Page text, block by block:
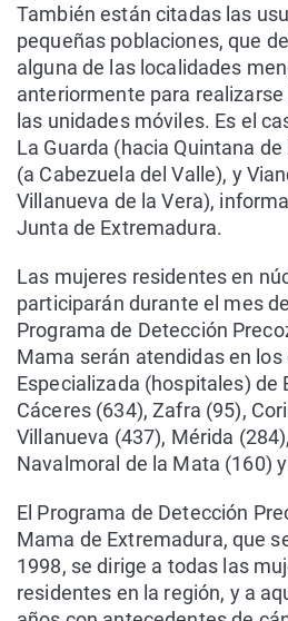
También están citadas las
pequeñas poblaciones, que
alguna de las localidades
anteriormente para
las unidades móviles. Es el
La Guarda (hacia Quintana
(a Cabezuela del Valle), y
Villanueva de la Vera),
Junta de Extremadura.
Las mujeres residentes en
participarán durante el mes
Programa de Detección
Mama serán atendidas en
Especializada (hospitales) de
Cáceres (634), Zafra (95),
Villanueva (437), Mérida
Navalmoral de la Mata (160)
El Programa de Detección
Mama de Extremadura, que
1998, se dirige a todas las
residentes en la región, y a